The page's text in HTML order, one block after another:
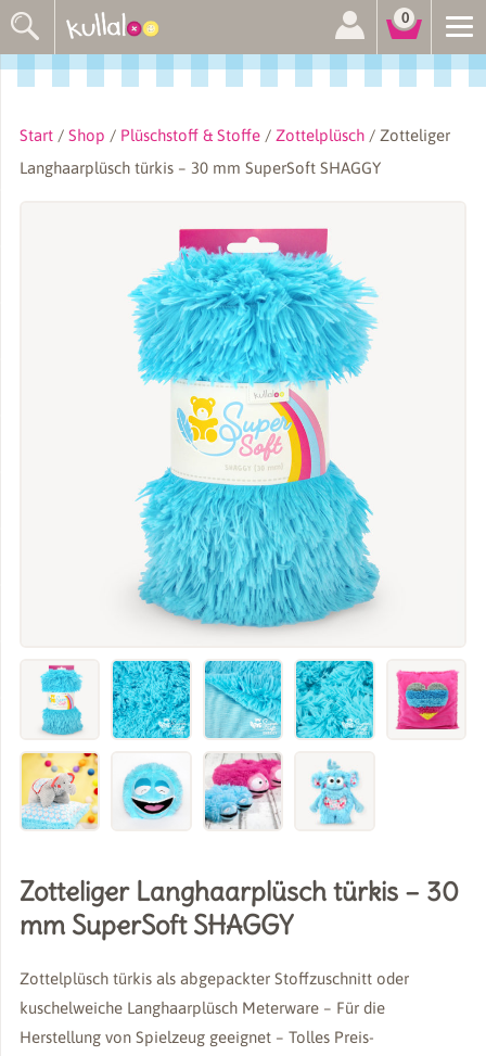
0
Suchen
nach:
Start/ Shop / Plüschstoff & Stoffe/ Zottelplüsch/ Zotteliger
Langhaarplüsch türkis – 30 mm SuperSoft SHAGGY
Zotteliger Langhaarplüsch türkis – 30
mm SuperSoft SHAGGY
Zottelplüsch türkis als abgepackter Stoffzuschnitt oder
kuschelweiche Langhaarplüsch Meterware – Für die
Herstellung von Spielzeug geeignet – Tolles Preis-